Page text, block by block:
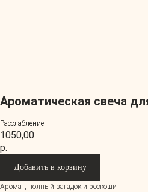
Ароматическая свеча
Расслабление
1050,00
р.
Добавить в корзину
Аромат, полный загадок и роскоши